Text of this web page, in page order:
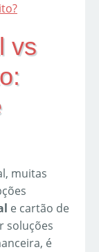
vs
muitas
e cartão de
soluções
é